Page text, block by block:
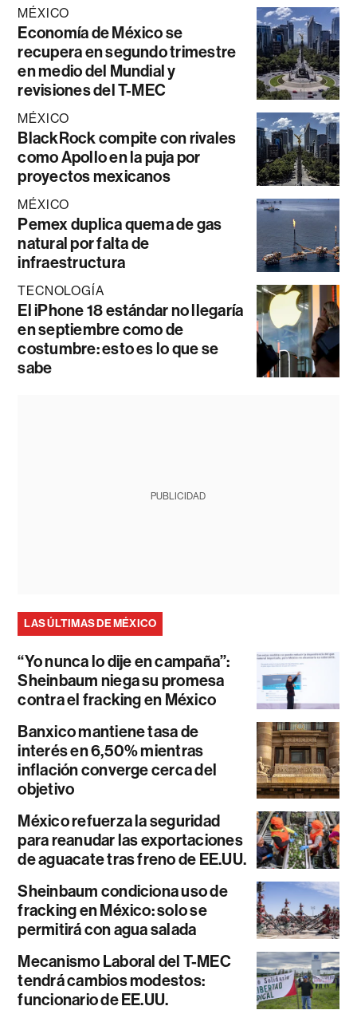
MÉXICO
Economía de México se
recupera en segundo trimestre
en medio del Mundial y
revisiones del T-MEC
MÉXICO
BlackRock compite con rivales
como Apollo en la puja por
proyectos mexicanos
MÉXICO
Pemex duplica quema de gas
natural por falta de
infraestructura
TECNOLOGÍA
El iPhone 18 estándar no llegaría
en septiembre como de
costumbre: esto es lo que se
sabe
PUBLICIDAD
LAS ÚLTIMAS DE MÉXICO
“Yo nunca lo dije en campaña”:
Sheinbaum niega su promesa
contra el fracking en México
Banxico mantiene tasa de
interés en 6,50% mientras
inflación converge cerca del
objetivo
México refuerza la seguridad
para reanudar las exportaciones
de aguacate tras freno de EE.UU.
Sheinbaum condiciona uso de
fracking en México: solo se
permitirá con agua salada
Mecanismo Laboral del T-MEC
tendrá cambios modestos:
funcionario de EE.UU.